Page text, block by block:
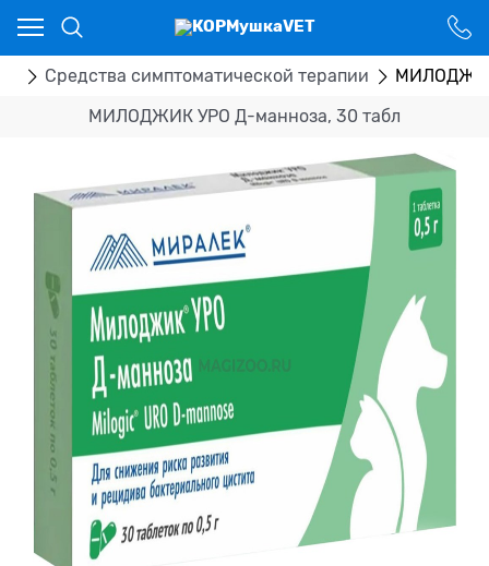
Средства симптоматической терапии
МИЛОДЖИК УРО Д-манноза, 30 табл
Ваш город - Костанай,
угадали?